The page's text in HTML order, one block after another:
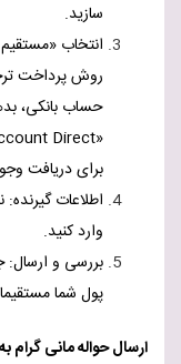
سازید.
انتخاب
روش پرداخت
حساب بانکی،
«
Direct
برای دریافت
اطلاعات
وارد کنید.
بررسی و ارسال:
پول شما
ارسال حواله مانی گرام